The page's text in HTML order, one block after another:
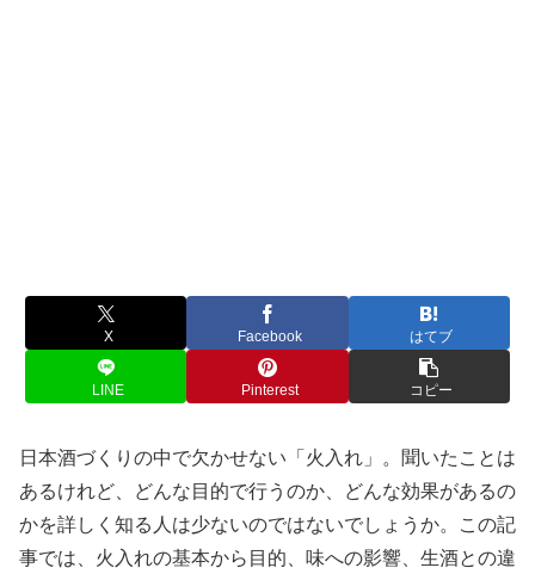
X Facebook はてブ
LINE Pinterest コピー
日本酒づくりの中で欠かせない「火入れ」。聞いたことは
あるけれど、どんな目的で行うのか、どんな効果があるの
かを詳しく知る人は少ないのではないでしょうか。この記
事では、火入れの基本から目的、味への影響、生酒との違